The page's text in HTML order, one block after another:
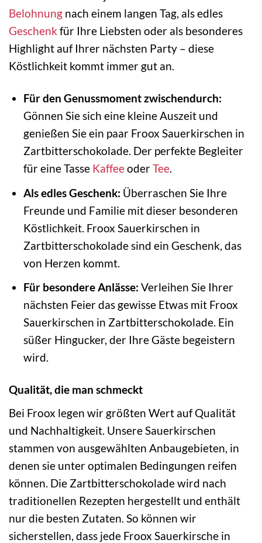
Belohnung nach einem langen Tag, als edles
Geschenk für Ihre Liebsten oder als besonderes
Highlight auf Ihrer nächsten Party – diese
Köstlichkeit kommt immer gut an.
Für den Genussmoment zwischendurch:
Gönnen Sie sich eine kleine Auszeit und
genießen Sie ein paar Froox Sauerkirschen in
Zartbitterschokolade. Der perfekte Begleiter
für eine Tasse KaffeeoderTee.
Als edles Geschenk: Überraschen Sie Ihre
Freunde und Familie mit dieser besonderen
Köstlichkeit. Froox Sauerkirschen in
Zartbitterschokolade sind ein Geschenk, das
von Herzen kommt.
Für besondere Anlässe: Verleihen Sie Ihrer
nächsten Feier das gewisse Etwas mit Froox
Sauerkirschen in Zartbitterschokolade. Ein
süßer Hingucker, der Ihre Gäste begeistern
wird.
Qualität, die man schmeckt
Bei Froox legen wir größten Wert auf Qualität
und Nachhaltigkeit. Unsere Sauerkirschen
stammen von ausgewählten Anbaugebieten, in
denen sie unter optimalen Bedingungen reifen
können. Die Zartbitterschokolade wird nach
traditionellen Rezepten hergestellt und enthält
nur die besten Zutaten. So können wir
sicherstellen, dass jede Froox Sauerkirsche in